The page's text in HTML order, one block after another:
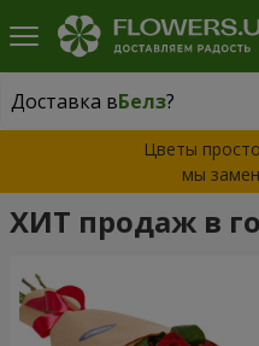
Доставка вБелз?
Доставка вБелз
Цветы
мы
ХИТ продаж в